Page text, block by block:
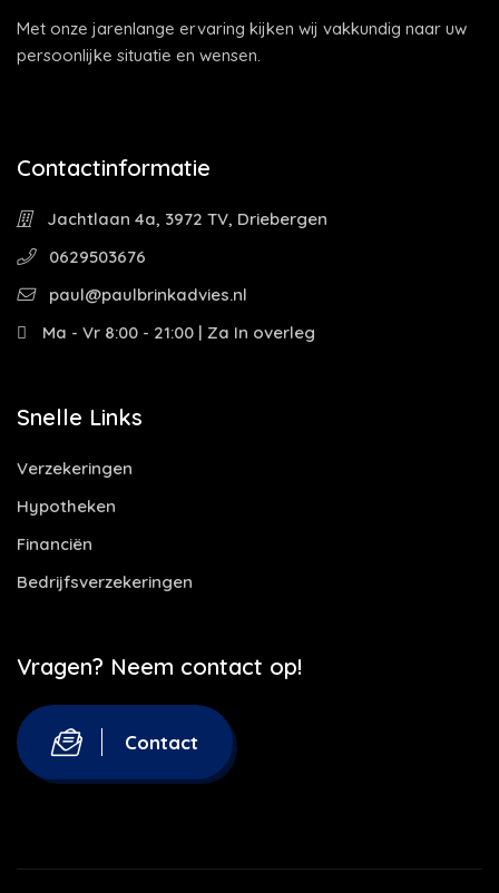
Met onze jarenlange ervaring kijken wij vakkundig naar uw
persoonlijke situatie en wensen.
Contactinformatie
Jachtlaan 4a, 3972 TV, Driebergen
0629503676
paul@paulbrinkadvies.nl
Ma - Vr 8:00 - 21:00 | Za In overleg
Snelle Links
Verzekeringen
Hypotheken
Financiën
Bedrijfsverzekeringen
Vragen? Neem contact op!
Contact